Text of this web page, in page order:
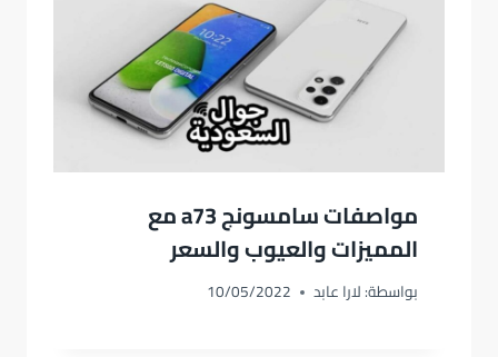
مواصفات سامسونج a73 مع
المميزات والعيوب والسعر
بواسطة:لارا عابد 10/05/2022